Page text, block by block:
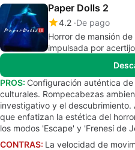
Paper Dolls 2
4.2 De pago
Horror de mansión
impulsada por
PROS: Configuración auténtica
culturales. Rompecabezas
investigativo y el descubrimiento.
que enfatizan la estética del
los modos 'Escape' y 'Frenesí de
CONTRAS: La velocidad de